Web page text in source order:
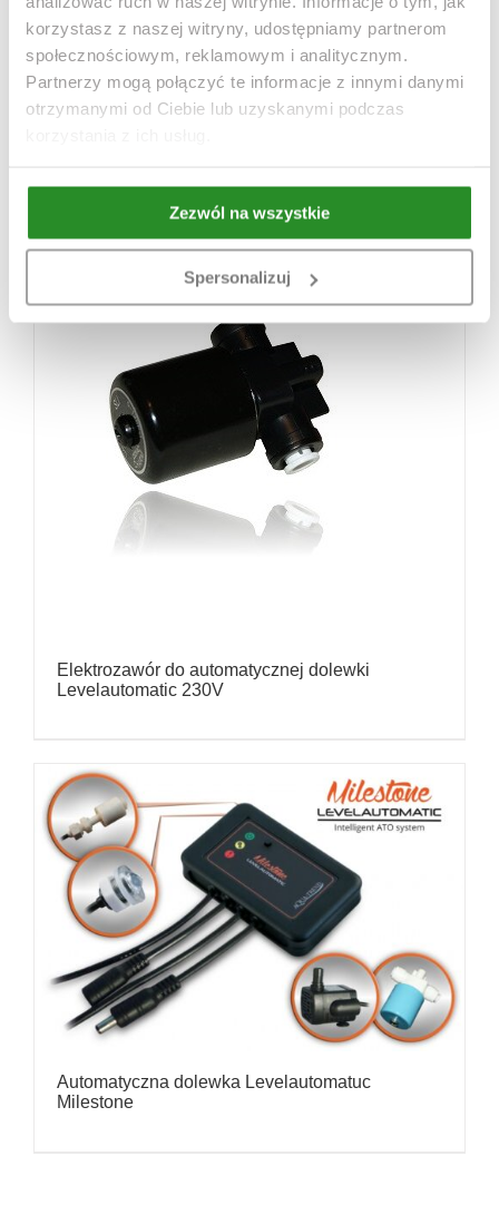
korzystasz z naszej witryny, udostępniamy partnerom
społecznościowym, reklamowym i analitycznym.
Partnerzy mogą połączyć te informacje z innymi danymi
otrzymanymi od Ciebie lub uzyskanymi podczas
Zezwól na wszystkie
Spersonalizuj
Elektrozawór do automatycznej dolewki
Levelautomatic 230V
Automatyczna dolewka Levelautomatuc
Milestone